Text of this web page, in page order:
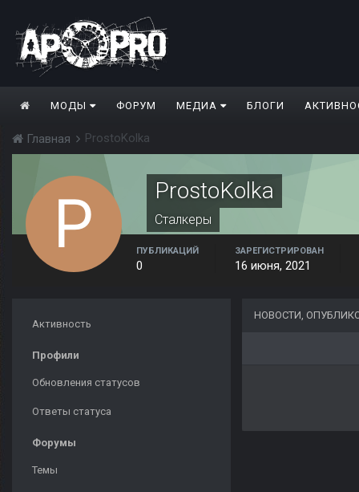
МОДЫ ФОРУМ МЕДИА БЛОГИ
Главная ProstoKolka
ProstoKolka
Сталкеры
ПУБЛИКАЦИЙ
0
ЗАРЕГИСТРИРОВАН
16 июня, 2021
Активность
Профили
Обновления статусов
Ответы статуса
Форумы
Темы
НОВОСТИ,